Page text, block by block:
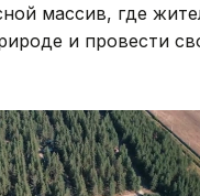
массив, где
и провести